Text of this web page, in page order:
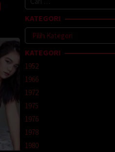
untuk:
KATEGORI
Kategori
KATEGORI
1952
1966
1972
1975
1976
1978
1980